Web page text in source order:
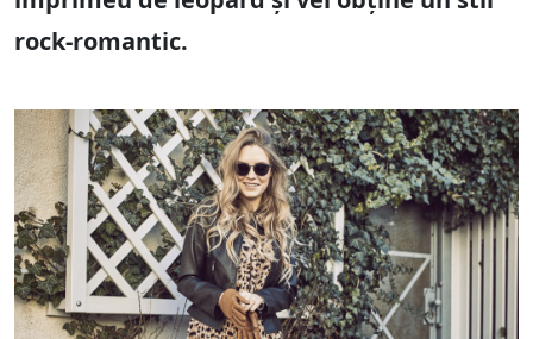
rock-romantic.